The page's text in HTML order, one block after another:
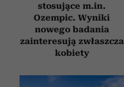
stosujące m.in.
Ozempic. Wyniki
nowego badania
zainteresują zwłaszcza
kobiety